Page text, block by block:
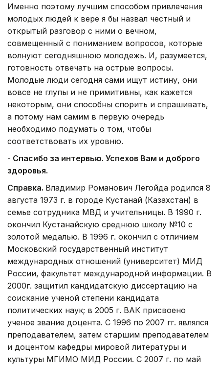
Именно поэтому лучшим способом привлечения
молодых людей к вере я бы назвал честный и
открытый разговор с ними о вечном,
совмещенный с пониманием вопросов, которые
волнуют сегодняшнюю молодежь. И, разумеется,
готовность отвечать на острые вопросы.
Молодые люди сегодня сами ищут истину, они
вовсе не глупы и не примитивны, как кажется
некоторым, они способны спорить и спрашивать,
а потому нам самим в первую очередь
необходимо подумать о том, чтобы
соответствовать их уровню.
- Спасибо за интервью. Успехов Вам и доброго
здоровья.
Справка. Владимир Романович Легойда родился 8
августа 1973 г. в городе Кустанай (Казахстан) в
семье сотрудника МВД и учительницы. В 1990 г.
окончил Кустанайскую среднюю школу №10 с
золотой медалью. В 1996 г. окончил с отличием
Московский государственный институт
международных отношений (университет) МИД
России, факультет международной информации. В
2000г. защитил кандидатскую диссертацию на
соискание ученой степени кандидата
политических наук; в 2005 г. ВАК присвоено
ученое звание доцента. С 1996 по 2007 гг. являлся
преподавателем, затем старшим преподавателем
и доцентом кафедры мировой литературы и
культуры МГИМО МИД России. С 2007 г. по май